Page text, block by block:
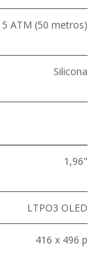
5 ATM (50 metros)
Silicona
1,96"
LTPO3 OLED
416 x 496 p